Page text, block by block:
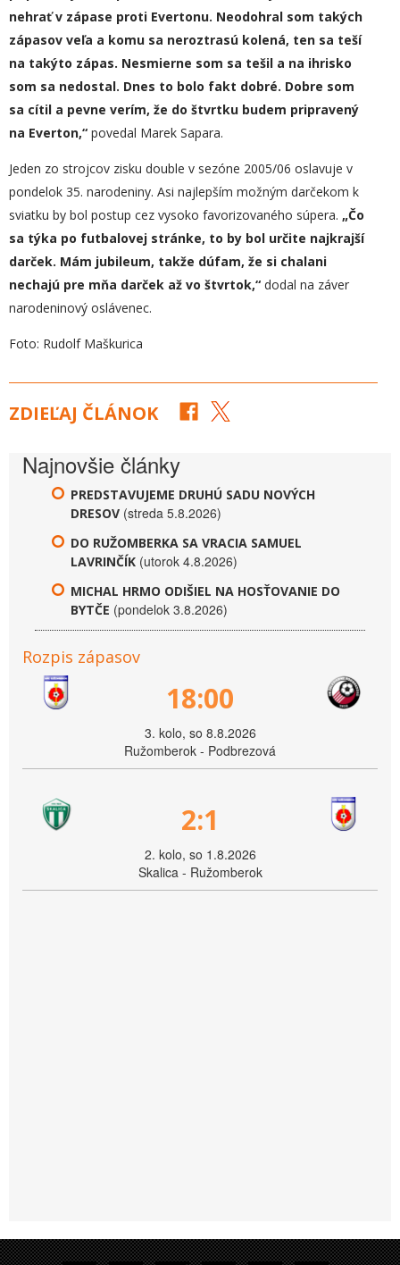
nehrať v zápase proti Evertonu. Neodohral som takých
zápasov veľa a komu sa neroztrasú kolená, ten sa teší
na takýto zápas. Nesmierne som sa tešil a na ihrisko
som sa nedostal. Dnes to bolo fakt dobré. Dobre som
sa cítil a pevne verím, že do štvrtku budem pripravený
na Everton,“ povedal Marek Sapara.
Jeden zo strojcov zisku double v sezóne 2005/06 oslavuje v
pondelok 35. narodeniny. Asi najlepším možným darčekom k
sviatku by bol postup cez vysoko favorizovaného súpera. „Čo
sa týka po futbalovej stránke, to by bol určite najkrajší
darček. Mám jubileum, takže dúfam, že si chalani
nechajú pre mňa darček až vo štvrtok,“ dodal na záver
narodeninový oslávenec.
Foto: Rudolf Maškurica
ZDIEĽAJ ČLÁNOK
Najnovšie články
PREDSTAVUJEME DRUHÚ SADU NOVÝCH
DRESOV (streda 5.8.2026)
DO RUŽOMBERKA SA VRACIA SAMUEL
LAVRINČÍK (utorok 4.8.2026)
MICHAL HRMO ODIŠIEL NA HOSŤOVANIE DO
BYTČE (pondelok 3.8.2026)
Rozpis zápasov
18:00
3. kolo, so 8.8.2026
Ružomberok - Podbrezová
2:1
2. kolo, so 1.8.2026
Skalica - Ružomberok